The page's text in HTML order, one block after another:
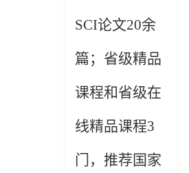
SCI论文20余
篇；省级精品
课程和省级在
线精品课程3
门，推荐国家